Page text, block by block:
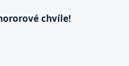
chvíle!